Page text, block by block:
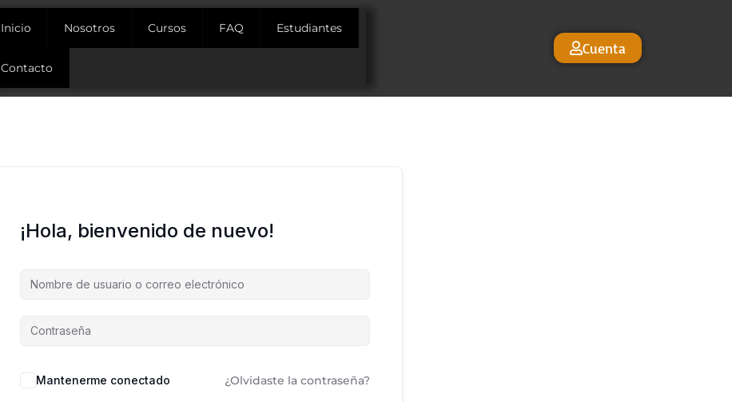
Inicio Nosotros Cursos FAQ Estudiantes
Contacto
Cuenta
¡Hola, bienvenido de nuevo!
Mantenerme conectado ¿Olvidaste la contraseña?